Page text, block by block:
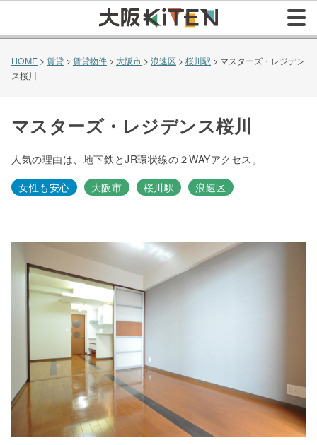
HOME > 賃貸 > 賃貸物件 > 大阪市 > 浪速区 > 桜川駅 > マスターズ・レジデン
ス桜川
マスターズ・レジデンス桜川
人気の理由は、地下鉄とJR環状線の２WAYアクセス。
女性も安心
大阪市 桜川駅 浪速区